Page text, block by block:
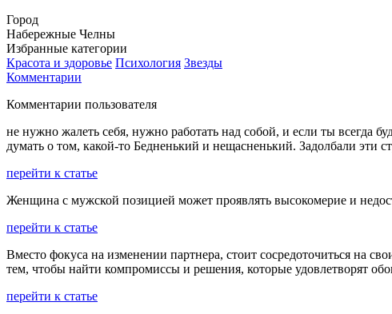
Город
Набережные Челны
Избранные категории
Красота и здоровье Психология Звезды
Комментарии
Комментарии пользователя
не нужно жалеть себя, нужно работать над собой, и если ты всегда
думать о том, какой-то Бедненький и нещасненький. Задолбали эти
перейти к статье
Женщина с мужской позицией может проявлять высокомерие и
перейти к статье
Вместо фокуса на изменении партнера, стоит сосредоточиться на
тем, чтобы найти компромиссы и решения, которые удовлетворят
перейти к статье